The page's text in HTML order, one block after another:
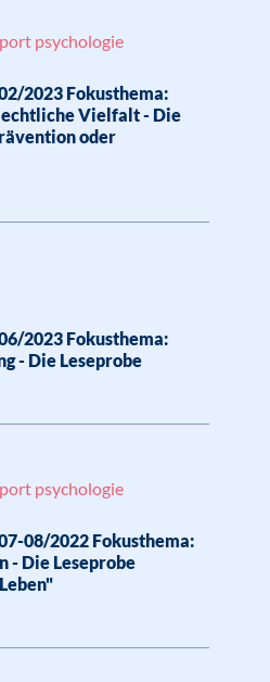
psychologie
2023 Fokusthema:
Vielfalt - Die
oder
2023 Fokusthema:
- Die Leseprobe
psychologie
08/2022 Fokusthema:
- Die Leseprobe